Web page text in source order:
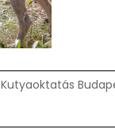
Kutyaoktatás